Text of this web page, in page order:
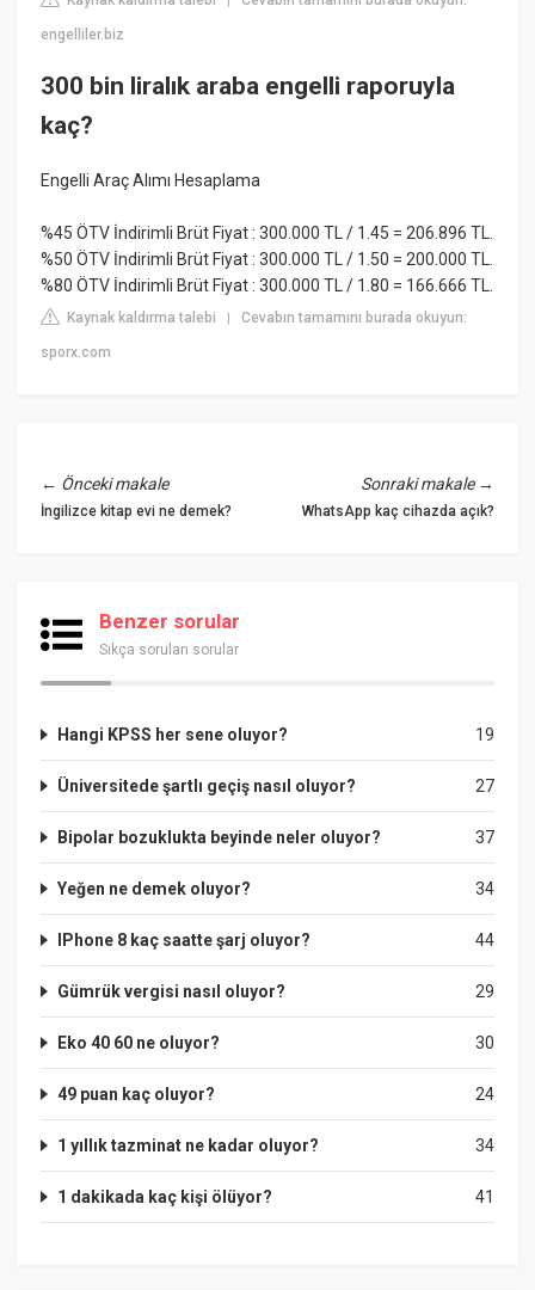
engelliler.biz
300 bin liralık araba engelli raporuyla
kaç?
Engelli Araç Alımı Hesaplama
%45 ÖTV İndirimli Brüt Fiyat : 300.000 TL / 1.45 = 206.896 TL.
%50 ÖTV İndirimli Brüt Fiyat : 300.000 TL / 1.50 = 200.000 TL.
%80 ÖTV İndirimli Brüt Fiyat : 300.000 TL / 1.80 = 166.666 TL.
Kaynak kaldırma talebi |Cevabın tamamını burada okuyun:
sporx.com
← Önceki makale
İngilizce kitap evi ne demek?
Sonraki makale→
WhatsApp kaç cihazda açık?
Benzer sorular
Sıkça sorulan sorular
19
Hangi KPSS her sene oluyor?
27
Üniversitede şartlı geçiş nasıl oluyor?
37
Bipolar bozuklukta beyinde neler oluyor?
34
Yeğen ne demek oluyor?
44
IPhone 8 kaç saatte şarj oluyor?
29
Gümrük vergisi nasıl oluyor?
30
Eko 40 60 ne oluyor?
24
49 puan kaç oluyor?
34
1 yıllık tazminat ne kadar oluyor?
41
1 dakikada kaç kişi ölüyor?